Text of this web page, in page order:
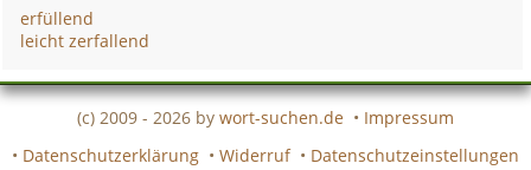
erfüllend
leicht zerfallend
(c) 2009 - 2026 by wort-suchen.de • Impressum
• Datenschutzerklärung • Widerruf • Datenschutzeinstellungen